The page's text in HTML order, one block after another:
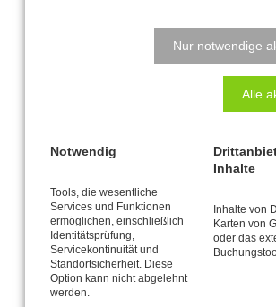
Veränderung braucht Klarheit - lass uns
Newsletter-Anmeldung
Bitte informieren Sie mich via E-Mail
pro Monat) über Neuigkeiten und Angebote zur
Methode wie zum Beispiel mein jeweils
Nur notwendige
Alle
Notwendig
Tools, die wesentliche
Services und Funktionen
ermöglichen, einschließlich
Identitätsprüfung,
Servicekontinuität und
Standortsicherheit. Diese
Option kann nicht abgelehnt
werden.
Inhalte
Inhalte von
Karten von
oder das